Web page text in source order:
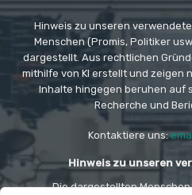
Hinweis zu unseren
Menschen (Promis, Politiker
dargestellt. Aus rechtlichen
mithilfe von KI erstellt und zeigen
Inhalte hingegen beruhen auf
Recherche und
Kontaktiere uns:
Hinweis zu unseren
Die dargestellten